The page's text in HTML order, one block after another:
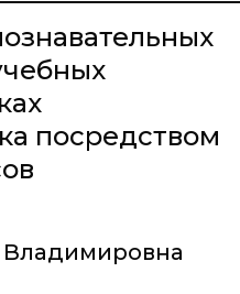
посредством
Владимировна